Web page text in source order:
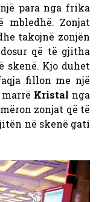
para nga frika
Zonjat
takojnë zonjën
që të gjitha
skenë. Kjo duhet
fillon me një
Kristal nga
zonjat që të
në skenë gati